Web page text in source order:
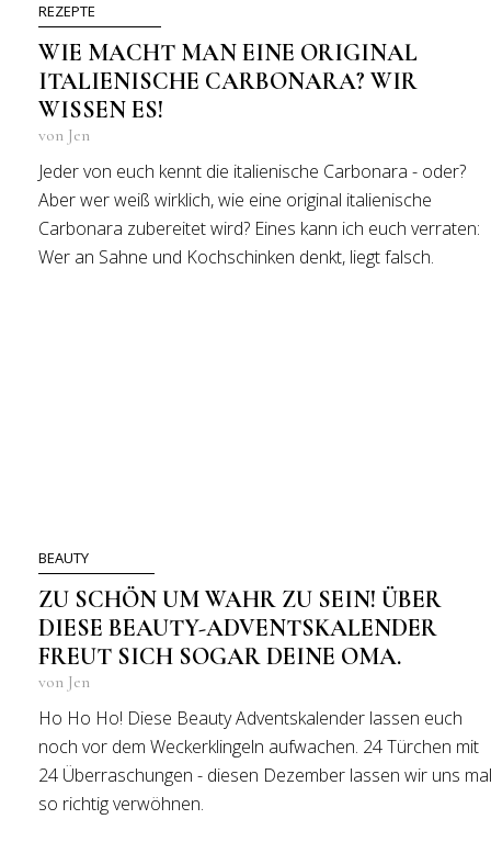
REZEPTE
WIE MACHT MAN EINE ORIGINAL
ITALIENISCHE CARBONARA? WIR
WISSEN ES!
von Jen
Jeder von euch kennt die italienische Carbonara - oder?
Aber wer weiß wirklich, wie eine original italienische
Carbonara zubereitet wird? Eines kann ich euch verraten:
Wer an Sahne und Kochschinken denkt, liegt falsch.
BEAUTY
ZU SCHÖN UM WAHR ZU SEIN! ÜBER
DIESE BEAUTY-ADVENTSKALENDER
FREUT SICH SOGAR DEINE OMA.
von Jen
Ho Ho Ho! Diese Beauty Adventskalender lassen euch
noch vor dem Weckerklingeln aufwachen. 24 Türchen mit
24 Überraschungen - diesen Dezember lassen wir uns mal
so richtig verwöhnen.